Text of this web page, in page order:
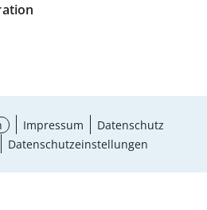
Impressum
Datenschutz
Datenschutzeinstellungen